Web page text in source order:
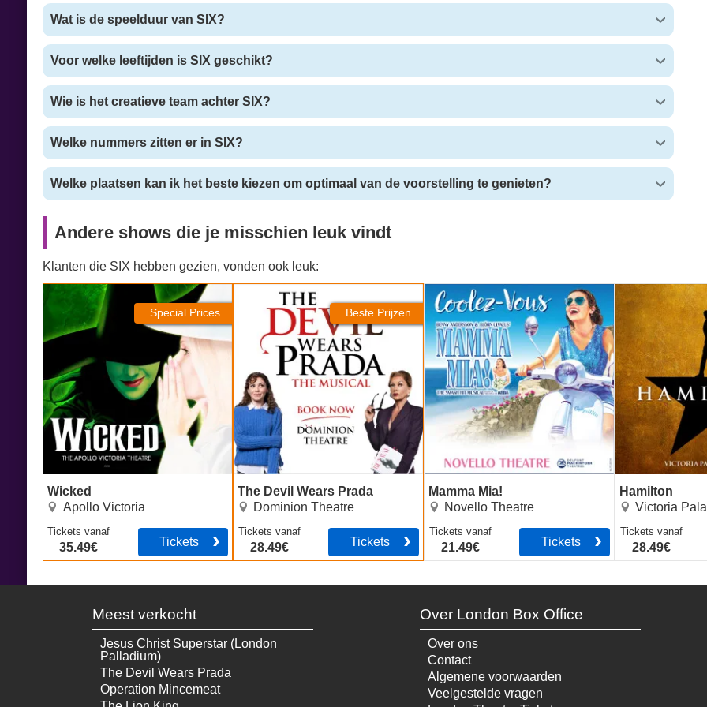
Wat is de speelduur van SIX?
Voor welke leeftijden is SIX geschikt?
Wie is het creatieve team achter SIX?
Welke nummers zitten er in SIX?
Welke plaatsen kan ik het beste kiezen om optimaal van de voorstelling te genieten?
Andere shows die je misschien leuk vindt
Klanten die SIX hebben gezien, vonden ook leuk:
Special Prices
Wicked
Apollo Victoria
Ticketsvanaf
35.49€ Tickets
Wicked
Beste Prijzen
The Devil Wears Prada
Dominion Theatre
Tickets vanaf
28.49€ Tickets
The Devil Wears Prada
Mamma Mia!
Novello Theatre
Tickets vanaf
21.49€ Tickets
Mamma Mia!
Hamilton
Victoria
Tickets vanaf
28.49€
Hamilton
Meest verkocht
Jesus Christ Superstar (London
Palladium)
The Devil Wears Prada
Operation Mincemeat
Over London Box Office
Over ons
Contact
Algemene voorwaarden
Veelgestelde vragen